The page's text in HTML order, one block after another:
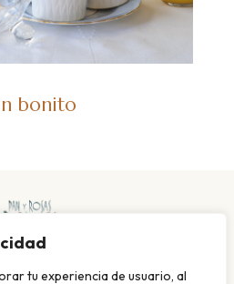
tu experiencia de usuario, al
bonito